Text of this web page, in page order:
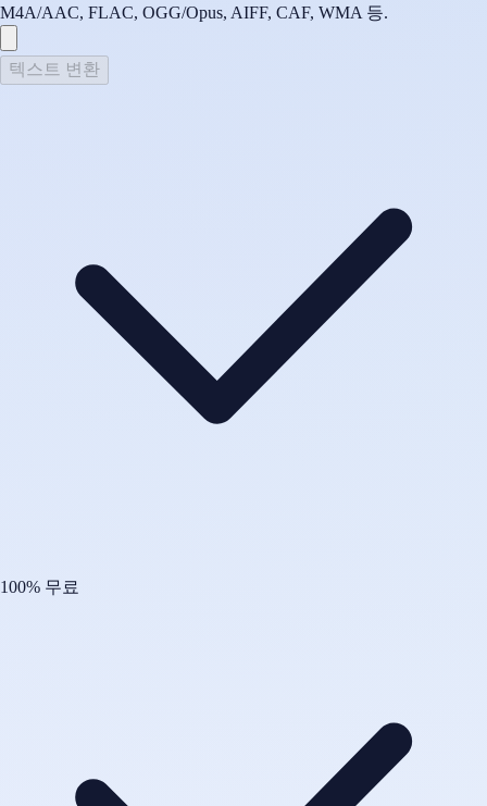
M4A/AAC, FLAC, OGG/Opus, AIFF, CAF, WMA 등.
텍스트 변환
100% 무료